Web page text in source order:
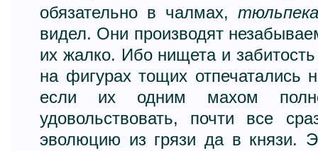
обязательно в чалмах,
видел. Они производят
их жалко. Ибо нищета и
на фигурах тощих
если их одним махом
удовольствовать, почти все
эволюцию из грязи да в князи.